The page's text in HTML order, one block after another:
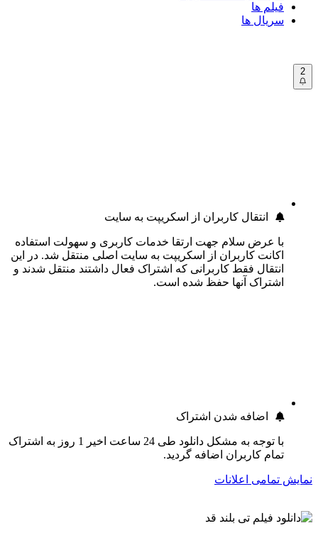
فیلم ها
سریال ها
2
انتقال کاربران از اسکریپت به سایت
با عرض سلام جهت ارتقا خدمات کاربری و سهولت استفاده
اکانت کاربران از اسکریپت به سایت اصلی منتقل شد. در این
انتقال فقط کاربرانی که اشتراک فعال داشتند منتقل شدند و
اشتراک آنها حفظ شده است.
اضافه شدن اشتراک
با توجه به مشکل دانلود طی 24 ساعت اخیر 1 روز به اشتراک
تمام کاربران اضافه گردید.
نمایش تمامی اعلانات